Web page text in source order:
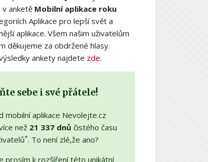
anketě Mobilní aplikace roku
Aplikace pro lepší svět a
aplikace. Všem našim uživatelům
děkujeme za obdržené hlasy.
ankety najdete zde.
sebe i své přátele!
mobilní aplikace Nevolejte.cz
než 21 337 dnů čistého času
*. To není zlé,že ano?
prosím k rozšíření této unikátní